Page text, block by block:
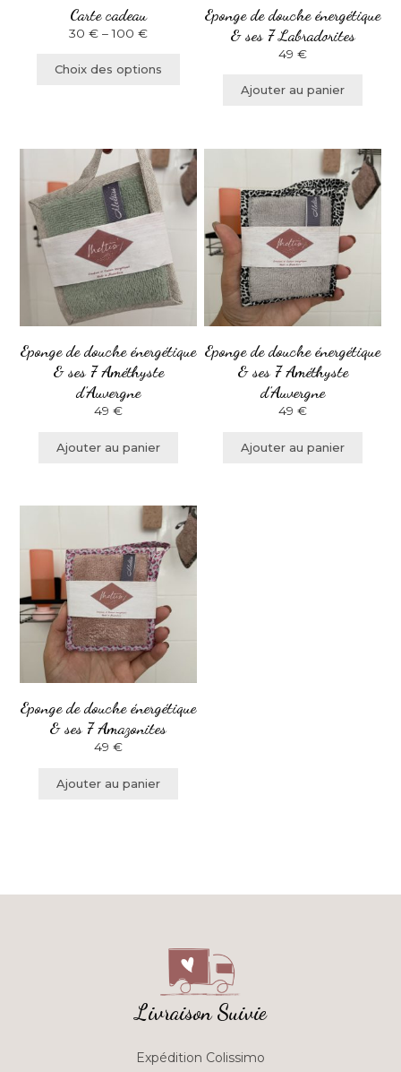
Carte cadeau
30 €–100 €
Choix des options
sur
la
du
Eponge de douche énergétique
& ses 7 Labradorites
49€
Ajouter au panier
Eponge de douche énergétique
& ses 7 Améthyste
d’Auvergne
49 €
Ajouter au panier
Eponge de douche énergétique
& ses 7 Améthyste
d’Auvergne
49€
Ajouter au panier
Eponge de douche énergétique
& ses 7 Amazonites
49 €
Ajouter au panier
Livraison Suivie
Expédition Colissimo